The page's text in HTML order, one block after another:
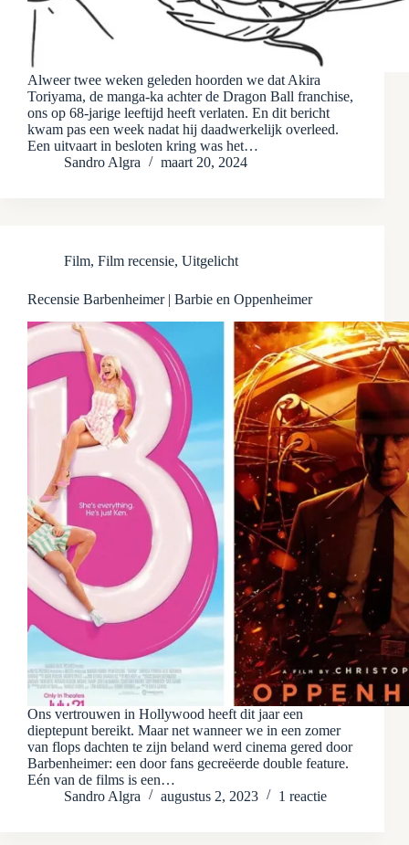
Alweer twee weken geleden hoorden we dat Akira
Toriyama, de manga-ka achter de Dragon Ball franchise,
ons op 68-jarige leeftijd heeft verlaten. En dit bericht
kwam pas een week nadat hij daadwerkelijk overleed.
Een uitvaart in besloten kring was het…
Sandro Algra
maart 20, 2024
Film, Film recensie, Uitgelicht
Recensie Barbenheimer | Barbie en Oppenheimer
Ons vertrouwen in Hollywood heeft dit jaar een
dieptepunt bereikt. Maar net wanneer we in een zomer
van flops dachten te zijn beland werd cinema gered door
Barbenheimer: een door fans gecreëerde double feature.
Eén van de films is een…
Sandro Algra
augustus 2, 2023 1 reactie